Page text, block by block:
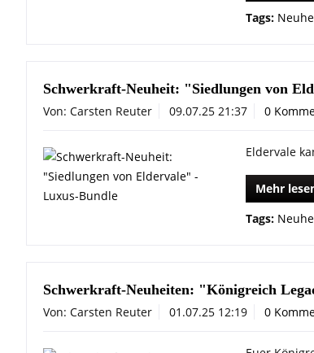
Tags:
Schwerkraft-Neuheit: "Siedlungen von
Von: Carsten Reuter 09.07.25 21:37 0
Eldervale
Mehr
Tags:
Schwerkraft-Neuheiten: "Königreich
Von: Carsten Reuter 01.07.25 12:19 0